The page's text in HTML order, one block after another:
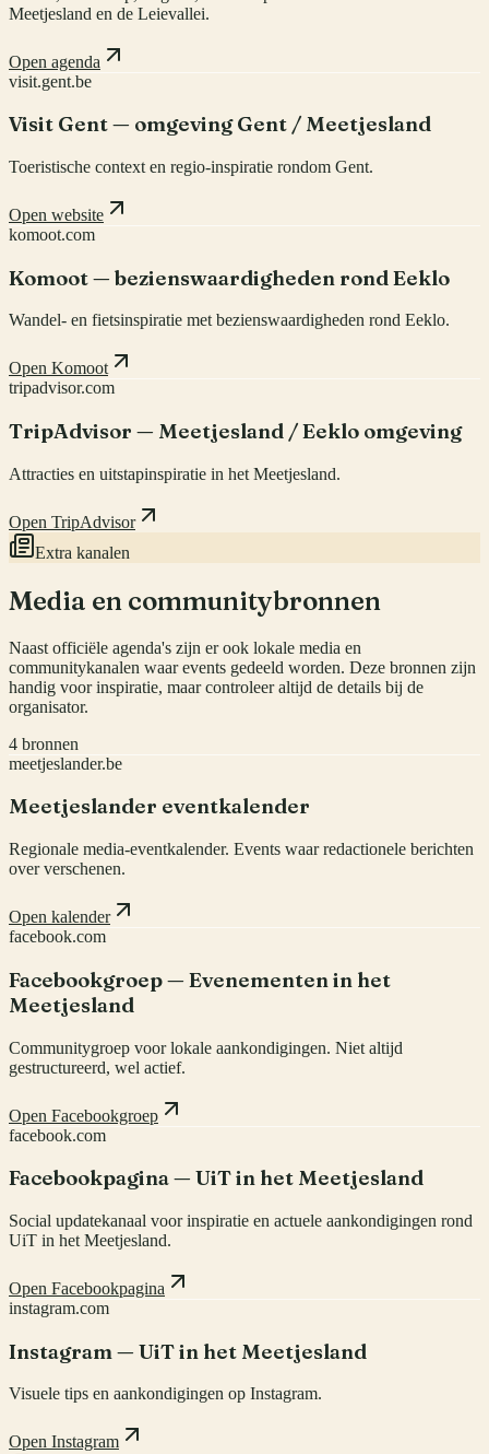
Meetjesland en de Leievallei.
Open agenda
visit.gent.be
Visit Gent — omgeving Gent / Meetjesland
Toeristische context en regio-inspiratie rondom Gent.
Open website
komoot.com
Komoot — bezienswaardigheden rond Eeklo
Wandel- en fietsinspiratie met bezienswaardigheden rond Eeklo.
Open Komoot
tripadvisor.com
TripAdvisor — Meetjesland / Eeklo omgeving
Attracties en uitstapinspiratie in het Meetjesland.
Open TripAdvisor
Extra kanalen
Media en communitybronnen
Naast officiële agenda's zijn er ook lokale media en
communitykanalen waar events gedeeld worden. Deze bronnen zijn
handig voor inspiratie, maar controleer altijd de details bij de
organisator.
4 bronnen
meetjeslander.be
Meetjeslander eventkalender
Regionale media-eventkalender. Events waar redactionele berichten
over verschenen.
Open kalender
facebook.com
Facebookgroep — Evenementen in het
Meetjesland
Communitygroep voor lokale aankondigingen. Niet altijd
gestructureerd, wel actief.
Open Facebookgroep
facebook.com
Facebookpagina — UiT in het Meetjesland
Social updatekanaal voor inspiratie en actuele aankondigingen rond
UiT in het Meetjesland.
Open Facebookpagina
instagram.com
Instagram — UiT in het Meetjesland
Visuele tips en aankondigingen op Instagram.
Open Instagram